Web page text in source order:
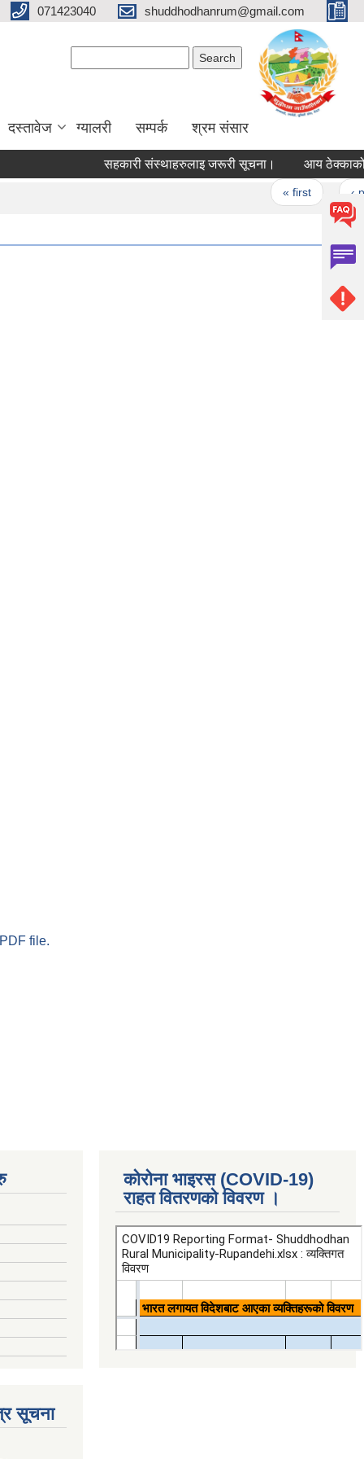
071423040 shuddhodhanrum@gmail.com
दस्तावेज ग्यालरी सम्पर्क श्रम संसार
सहकारी संस्थाहरुलाइ जरूरी सूचना। आय ठेक्काको
‹ previous
file.
सूचना
कोरोना भाइरस (COVID-19)
राहत वितरणको विवरण ।